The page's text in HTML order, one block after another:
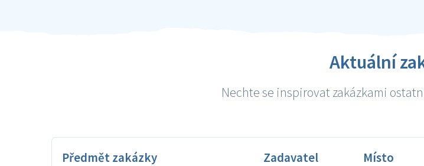
Aktuální
Nechte se inspirovat zakázkami
Předmět zakázky Zadavatel Místo